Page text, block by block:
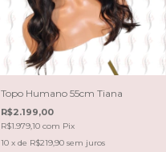
Topo Humano 55cm Tiana
R$2.199,00
R$1.979,10 com Pix
10 x de R$219,90 sem juros